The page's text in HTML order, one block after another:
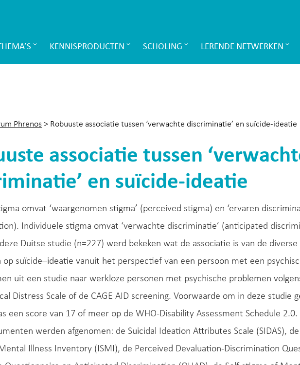
KENNISPRODUCTEN SCHOLING LERENDE NETWERKEN
Phrenos > Robuuste associatie tussen ‘verwachte discriminatie’ en suïcide-ideatie
associatie tussen
en suïcide-ideatie
omvat ‘waargenomen stigma’ (perceived stigma) en ‘ervaren
Individuele stigma omvat ‘verwachte discriminatie’ (anticipated
Duitse studie (n=227) werd bekeken wat de associatie is van de
op suïcide–ideatie vanuit het perspectief van een persoon met een
uit een studie naar werkloze personen met psychische problemen
Distress Scale of de CAGE AID screening. Voorwaarde om in deze studie
een score van 17 of meer op de WHO-Disability Assessment Schedule 2.0.
werden afgenomen: de Suicidal Ideation Attributes Scale (SIDAS),
Illness Inventory (ISMI), de Perceived Devaluation-Discrimination